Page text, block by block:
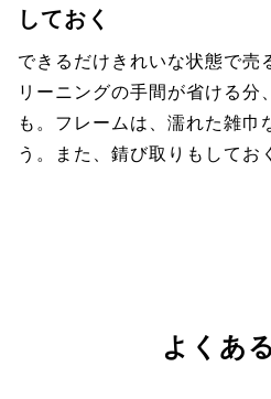
しておく
できるだけきれいな状態で売
リーニングの手間が省ける分
も。フレームは、濡れた雑巾
う。また、錆び取りもしてお
よくあ